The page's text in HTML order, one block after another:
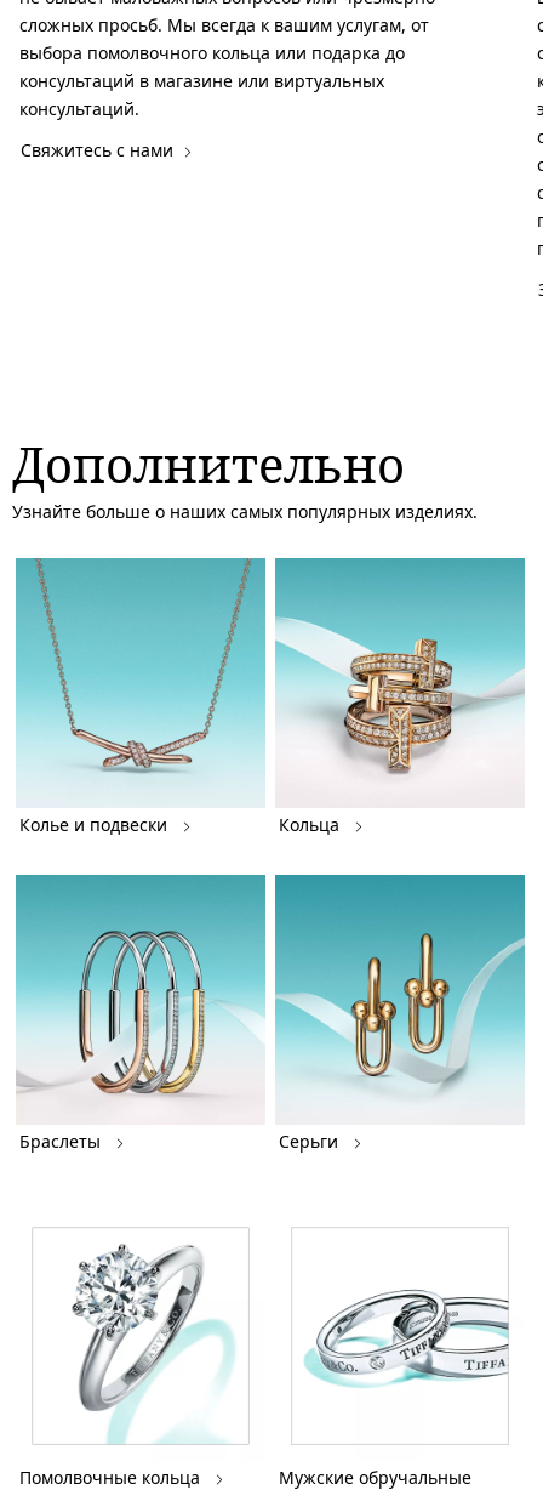
сложных просьб. Мы всегда к вашим услугам, от
выбора помолвочного кольца или подарка до
консультаций в магазине или виртуальных
консультаций.
Свяжитесь с нами
Дополнительно
Узнайте больше о наших самых популярных изделиях.
Колье и подвески Кольца
Браслеты Серьги
Помолвочные кольца
Мужские обручальные